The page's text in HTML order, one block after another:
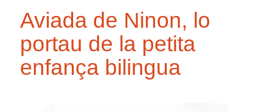
Aviada de Ninon, lo
portau de la petita
enfança bilingua